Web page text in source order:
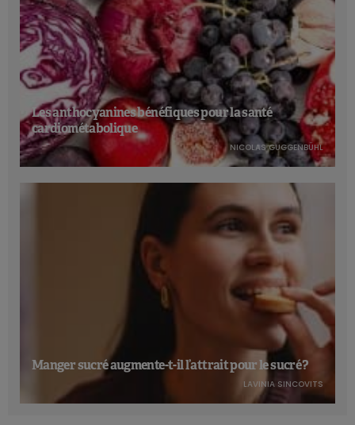
Les anthocyanines bénéfiques pour la santé
cardiométabolique
NICOLAS GUGGENBÜHL
Manger sucré augmente-t-il l’attrait pour le sucré ?
LAVINIA SINCOVITS